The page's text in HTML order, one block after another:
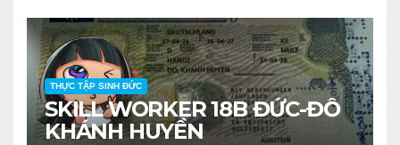
THỰC TẬP SINH ĐỨC
SKILL WORKER 18B ĐỨC-ĐỖ
KHÁNH HUYỀN